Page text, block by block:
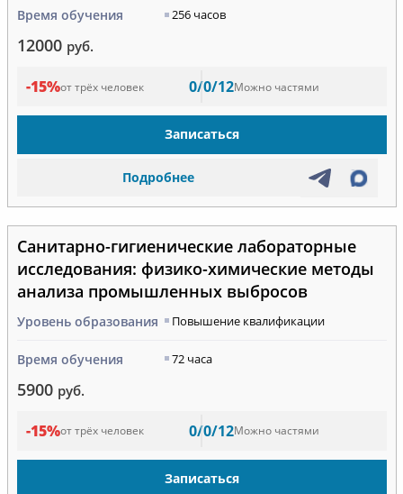
Время обучения 256 часов
12000 руб.
-15%от трёх человек 0/0/12Можно частями
Записаться
Подробнее
Санитарно-гигиенические лабораторные
исследования: физико-химические методы
анализа промышленных выбросов
Уровень образования Повышение квалификации
Время обучения 72 часа
5900 руб.
-15%от трёх человек 0/0/12Можно частями
Записаться